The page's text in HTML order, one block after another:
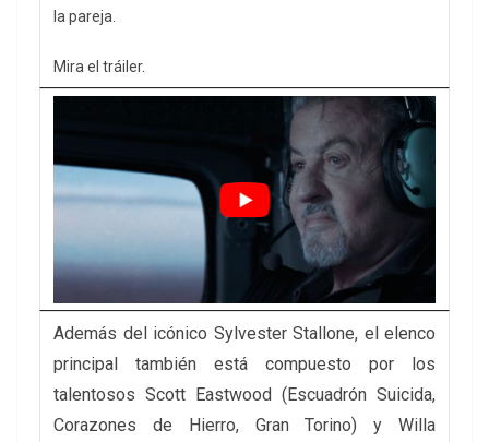
la pareja.
Mira el tráiler.
Además del icónico Sylvester Stallone, el elenco
principal también está compuesto por los
talentosos Scott Eastwood (Escuadrón Suicida,
Corazones de Hierro, Gran Torino) y Willa